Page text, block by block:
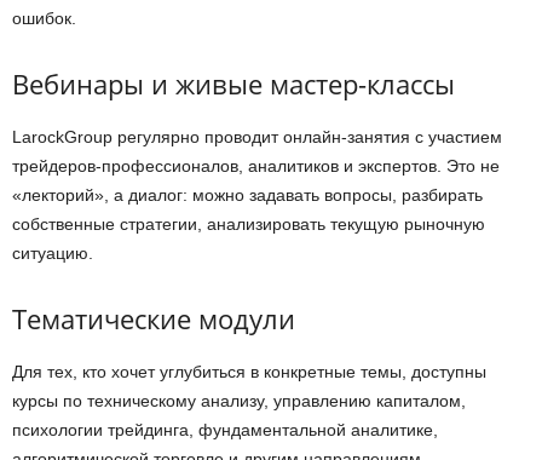
ошибок.
Вебинары и живые мастер-классы
LarockGroup регулярно проводит онлайн-занятия с участием
трейдеров-профессионалов, аналитиков и экспертов. Это не
«лекторий», а диалог: можно задавать вопросы, разбирать
собственные стратегии, анализировать текущую рыночную
ситуацию.
Тематические модули
Для тех, кто хочет углубиться в конкретные темы, доступны
курсы по техническому анализу, управлению капиталом,
психологии трейдинга, фундаментальной аналитике,